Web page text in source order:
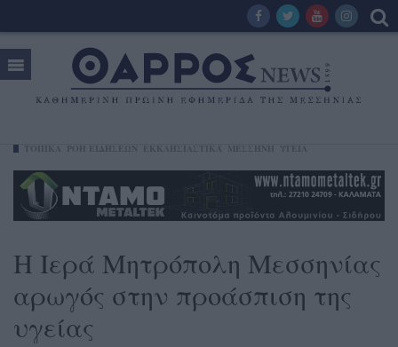
Η Ιερά Μητρόπολη Μεσσηνίας
αρωγός στην προάσπιση της
υγείας